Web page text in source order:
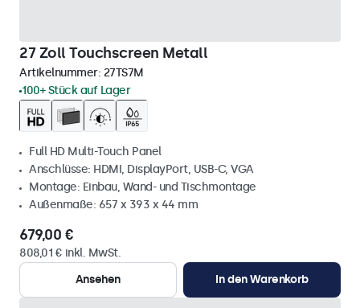
27 Zoll Touchscreen Metall
Artikelnummer: 27TS7M
100+ Stück auf Lager
Full HD Multi-Touch Panel
Anschlüsse: HDMI, DisplayPort, USB-C, VGA
Montage: Einbau, Wand- und Tischmontage
Außenmaße: 657 x 393 x 44 mm
679,00 €
808,01 € inkl. MwSt.
Ansehen
In den Warenkorb